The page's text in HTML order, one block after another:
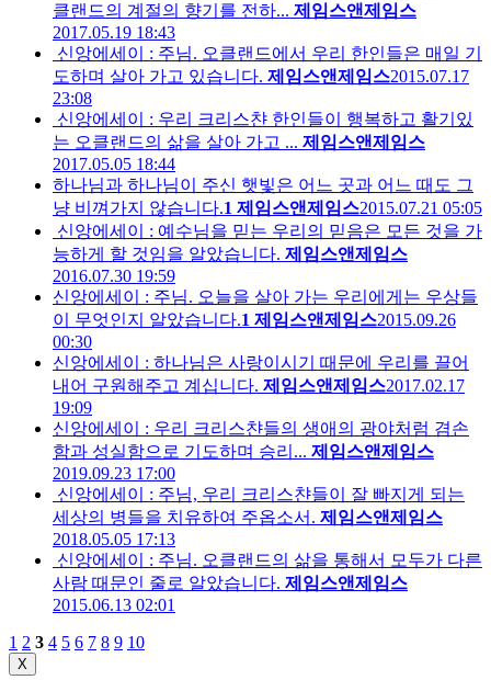
클랜드의 계절의 향기를 전하... 제임스앤제임스
2017.05.19 18:43
신앙에세이 : 주님. 오클랜드에서 우리 한인들은 매일 기
도하며 살아 가고 있습니다. 제임스앤제임스2015.07.17
23:08
신앙에세이 : 우리 크리스챤 한인들이 행복하고 활기있
는 오클랜드의 삶을 살아 가고 ... 제임스앤제임스
2017.05.05 18:44
하나님과 하나님이 주신 햇빛은 어느 곳과 어느 때도 그
냥 비껴가지 않습니다.1 제임스앤제임스2015.07.21 05:05
신앙에세이 : 예수님을 믿는 우리의 믿음은 모든 것을 가
능하게 할 것임을 알았습니다. 제임스앤제임스
2016.07.30 19:59
신앙에세이 : 주님. 오늘을 살아 가는 우리에게는 우상들
이 무엇인지 알았습니다.1 제임스앤제임스2015.09.26
00:30
신앙에세이 : 하나님은 사랑이시기 때문에 우리를 끌어
내어 구원해주고 계십니다. 제임스앤제임스2017.02.17
19:09
신앙에세이 : 우리 크리스챤들의 생애의 광야처럼 겸손
함과 성실함으로 기도하며 승리... 제임스앤제임스
2019.09.23 17:00
신앙에세이 : 주님, 우리 크리스챤들이 잘 빠지게 되는
세상의 병들을 치유하여 주옵소서. 제임스앤제임스
2018.05.05 17:13
신앙에세이 : 주님. 오클랜드의 삶을 통해서 모두가 다른
사람 때문인 줄로 알았습니다. 제임스앤제임스
2015.06.13 02:01
1 2 3 4 5 6 7 8 9 10
X